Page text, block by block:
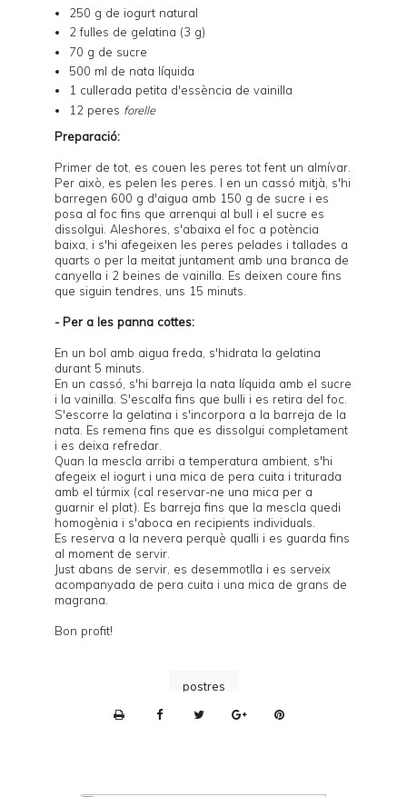
250 g de iogurt natural
2 fulles de gelatina (3 g)
70 g de sucre
500 ml de nata líquida
1 cullerada petita d'essència de vainilla
12 peres forelle
Preparació:
Primer de tot, es couen les peres tot fent un almívar.
Per això, es pelen les peres. I en un cassó mitjà, s'hi
barregen 600 g d'aigua amb 150 g de sucre i es
posa al foc fins que arrenqui al bull i el sucre es
dissolgui. Aleshores, s'abaixa el foc a potència
baixa, i s'hi afegeixen les peres pelades i tallades a
quarts o per la meitat juntament amb una branca de
canyella i 2 beines de vainilla. Es deixen coure fins
que siguin tendres, uns 15 minuts.
- Per a les panna cottes:
En un bol amb aigua freda, s'hidrata la gelatina
durant 5 minuts.
En un cassó, s'hi barreja la nata líquida amb el sucre
i la vainilla. S'escalfa fins que bulli i es retira del foc.
S'escorre la gelatina i s'incorpora a la barreja de la
nata. Es remena fins que es dissolgui completament
i es deixa refredar.
Quan la mescla arribi a temperatura ambient, s'hi
afegeix el iogurt i una mica de pera cuita i triturada
amb el túrmix (cal reservar-ne una mica per a
guarnir el plat). Es barreja fins que la mescla quedi
homogènia i s'aboca en recipients individuals.
Es reserva a la nevera perquè qualli i es guarda fins
al moment de servir.
Just abans de servir, es desemmotlla i es serveix
acompanyada de pera cuita i una mica de grans de
magrana.
Bon profit!
postres
n